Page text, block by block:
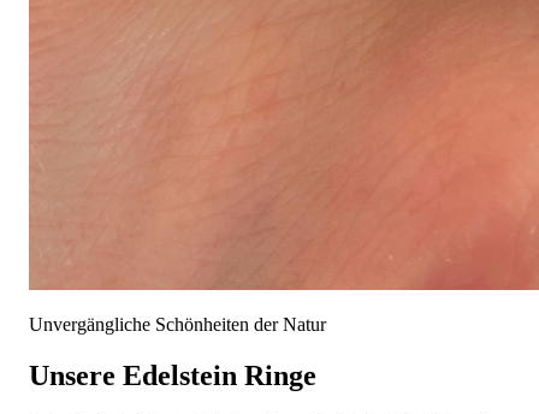
Unvergängliche Schönheiten der Natur
Unsere Edelstein Ringe